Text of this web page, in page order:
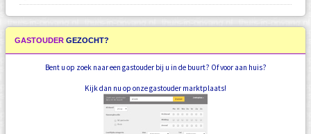
GASTOUDER GEZOCHT?
Bent u op zoek naar een gastouder bij u in de buurt? Of voor aan huis?
Kijk dan nu op onze gastouder marktplaats!